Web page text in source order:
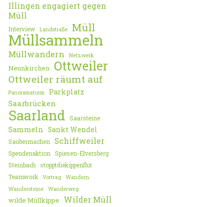
Illingen engagiert gegen
Müll
Interview Landstraße Müll
Müllsammeln
Müllwandern Netzwerk
Neunkirchen Ottweiler
Ottweiler räumt auf
Panoramaturm Parkplatz
Saarbrücken
Saarland Saarsteine
Sammeln Sankt Wendel
Saubermachen Schiffweiler
Spendenaktion
Spiesen-Elversberg
Steinbach
stopptdiekippenflut
Teamwork
Vortrag
Wandern
Wandersteine
Wanderweg
wilde Müllkippe Wilder Müll